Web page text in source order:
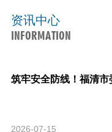
资讯中心
INFORMATION
2026-07-15